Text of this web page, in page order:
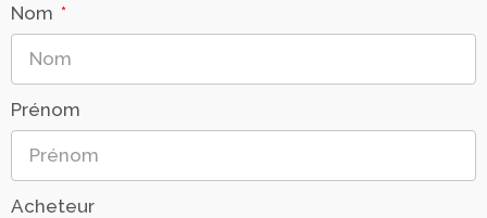
Nom
Prénom
Acheteur